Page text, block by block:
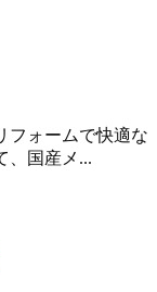
フォームで快適な
、国産メ...